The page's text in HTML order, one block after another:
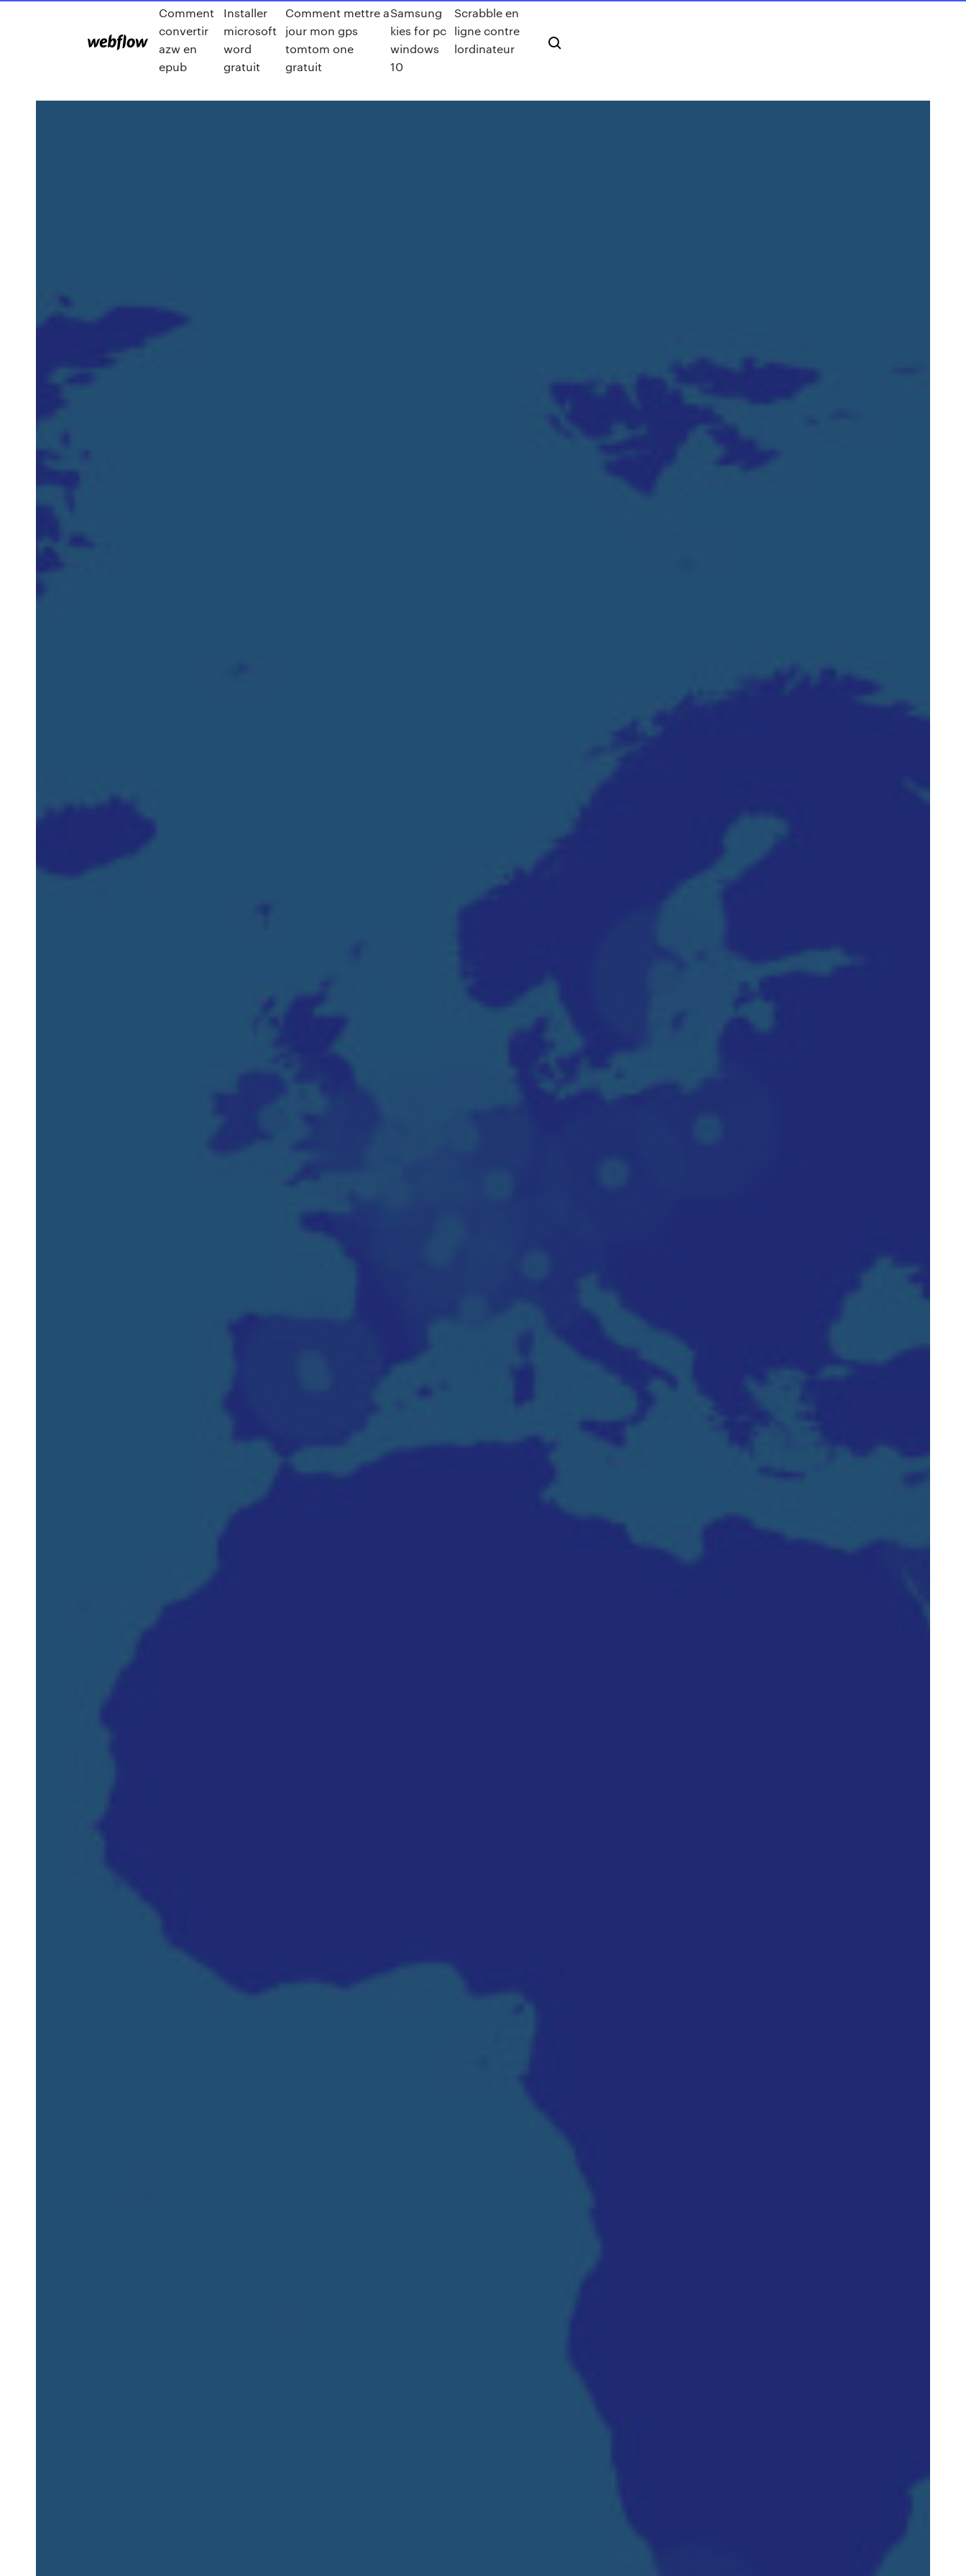
Comment
convertir
azw en
epub
Installer
microsoft
word
gratuit
Comment mettre a
jour mon gps
tomtom one
gratuit
Samsung
kies for pc
windows
10
Scrabble en
ligne contre
lordinateur